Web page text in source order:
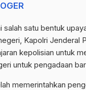
salah satu bentuk
Kapolri Jenderal
kepolisian untuk
untuk pengadaan
memerintahkan